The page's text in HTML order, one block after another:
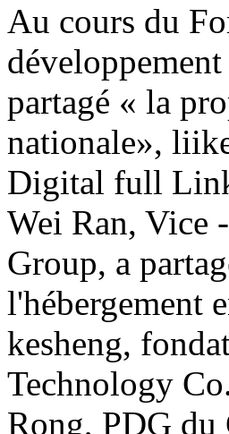
Au cours du
partagé « la
nationale»,
Digital full
Wei Ran, Vice
Group, a
l'hébergement
kesheng,
Technology
Rong, PDG du